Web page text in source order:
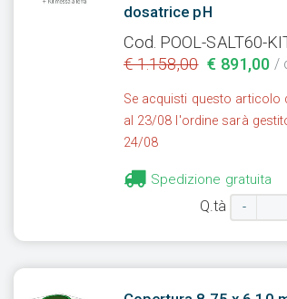
dosatrice pH
Cod. POOL-SALT60-
€ 1.158,00 € 891,00 /
Se acquisti questo articolo
al 23/08 l'ordine sarà
24/08
Spedizione gratuita
Q.tà -